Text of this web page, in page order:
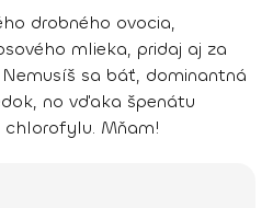
drobného ovocia,
mlieka, pridaj aj za
sa báť, dominantná
no vďaka špenátu
Mňam!